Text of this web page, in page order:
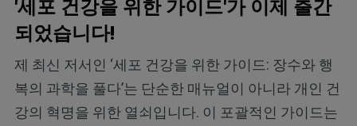
'세포 건강을 위한 가이드'가 이제 출간
되었습니다!
제 최신 저서인 ‘세포 건강을 위한 가이드: 장수와 행
복의 과학을 풀다’는 단순한 매뉴얼이 아니라 개인 건
강의 혁명을 위한 열쇠입니다. 이 포괄적인 가이드는